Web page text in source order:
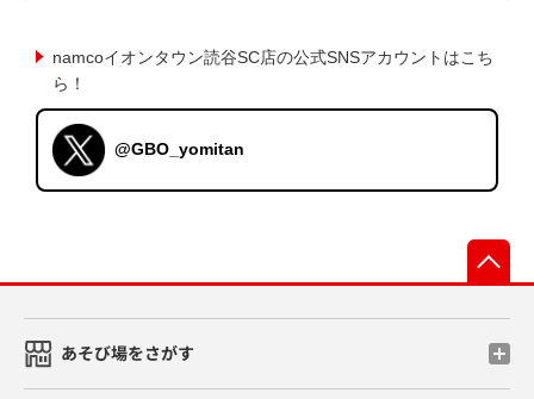
namcoイオンタウン読谷SC店の公式SNSアカウントはこち
ら！
@GBO_yomitan
あそび場をさがす